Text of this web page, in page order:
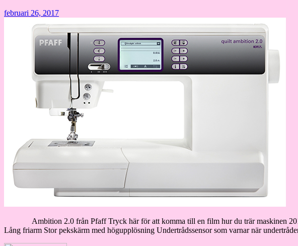
februari 26, 2017
Ambition 2.0 från Pfaff Tryck här för att komma till en film hur du trär maskinen 201
Lång friarm Stor pekskärm med högupplösning Undertrådssensor som varnar när